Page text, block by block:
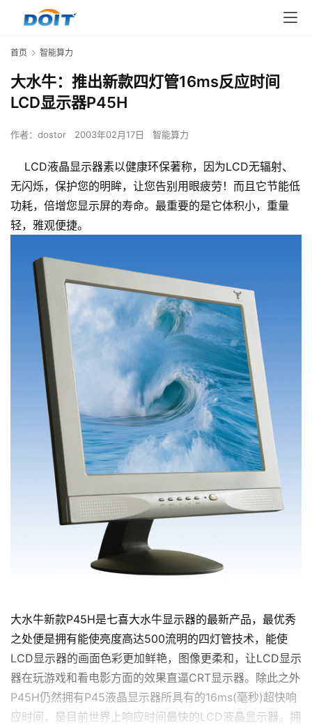
首页 智能算力
大水牛：推出新款四灯管16ms反应时间
LCD显示器P45H
作者： dostor 2003年02月17日 智能算力
LCD液晶显示器素以健康环保著称，因为LCD无辐射、
无闪烁，保护您的明眸，让您告别用眼疲劳！而且它节能低
功耗，倍增您显示屏的寿命。最重要的是它体积小，重量
轻，雅观便捷。
大水牛新款P45H是七喜大水牛显示器的最新产品，最优秀
之处便是拥有能使亮度高达500流明的四灯管技术，能使
LCD显示器的画面色彩更加鲜艳，图像更柔和，让LCD显示
器在玩游戏和看电影方面的效果直逼CRT显示器。除此之外
P45H仍然拥有P45液晶显示器所具有的16ms(毫秒)超快响
应时间，是目前世界上响应时间最快的LCD液晶显示器。拥